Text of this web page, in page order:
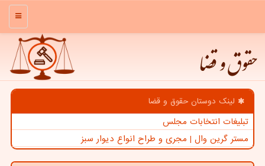
منو
حقوق و قضا
لینک دوستان حقوق و قضا
تبلیغات انتخابات مجلس
مستر گرین وال | مجری و طراح انواع دیوار سبز